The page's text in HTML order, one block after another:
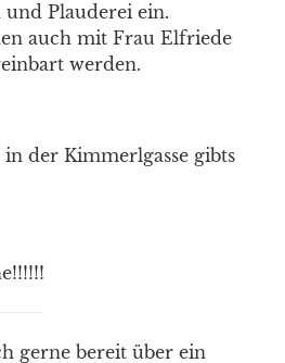
Plauderei ein.
auch mit Frau Elfriede
werden.
der Kimmerlgasse gibts
gerne bereit über ein